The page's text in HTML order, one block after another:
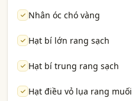
Nhân óc chó vàng
Hạt bí lớn rang sạch
Hạt bí trung rang sạch
Hạt điều vỏ lụa rang muối